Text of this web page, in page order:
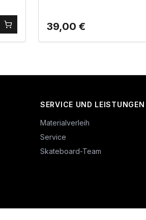
39,00 €
SERVICE UND LEISTUNGEN
Materialverleih
Service
Skateboard-Team